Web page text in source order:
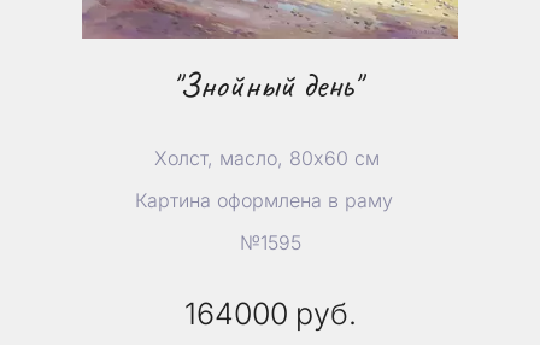
"Знойный день"
Холст, масло, 80х60 см
Картина оформлена в раму
№1595
164000 руб.